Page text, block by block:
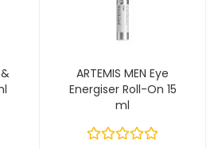
ARTEMIS MEN Eye
Energiser Roll-On 15
ml